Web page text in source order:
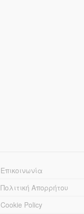
Επικοινωνία
Πολιτική Απορρήτου
Cookie Policy